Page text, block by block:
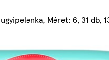
Méret: 6, 31 db,